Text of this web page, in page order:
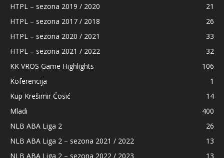
HTPL – sezona 2019 / 2020
21
HTPL – sezona 2017 / 2018
26
HTPL – sezona 2020 / 2021
33
HTPL – sezona 2021 / 2022
32
KK VROS Game Highlights
106
Koferencija
1
Kup Krešimir Ćosić
14
Mladi
400
NLB ABA Liga 2
26
NLB ABA Liga 2 – sezona 2021 / 2022
13
NLB ABA Liga 2 – sezona 2022 / 2023
13